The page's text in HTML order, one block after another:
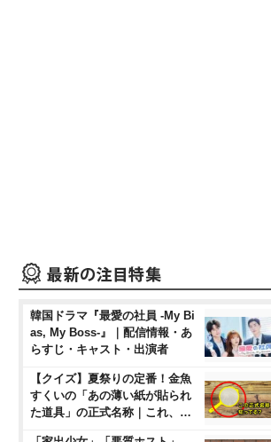
韓国ドラマ『最愛の社員 -My Bi
as, My Boss-』｜配信情報・あ
らすじ・キャスト・出演者
【クイズ】夏祭りの定番！金魚
すくいの「あの薄い紙が貼られ
た道具」の正式名称｜これ、…